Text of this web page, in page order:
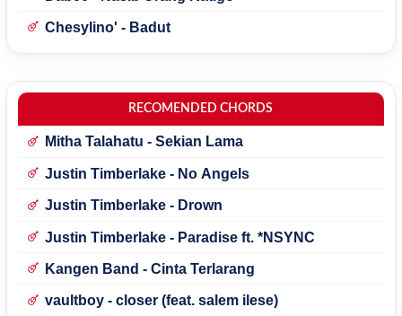
Chesylino' - Badut
RECOMENDED CHORDS
Mitha Talahatu - Sekian Lama
Justin Timberlake - No Angels
Justin Timberlake - Drown
Justin Timberlake - Paradise ft. *NSYNC
Kangen Band - Cinta Terlarang
vaultboy - closer (feat. salem ilese)